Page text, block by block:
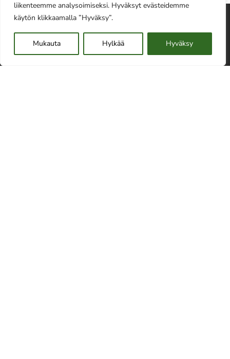
liikenteemme analysoimiseksi. Hyväksyt evästeidemme
käytön klikkaamalla ”Hyväksy”.
Mukauta Hylkää Hyväksy
info @ visittaivalkoski.fi